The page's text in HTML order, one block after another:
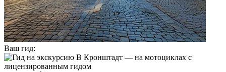
Ваш гид: